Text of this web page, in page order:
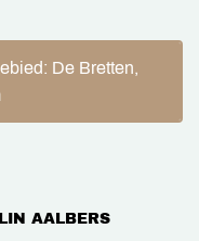
De Bretten,
AALBERS